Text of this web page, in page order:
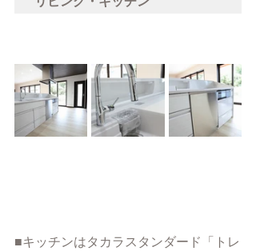
■キッチンはタカラスタンダード「トレ